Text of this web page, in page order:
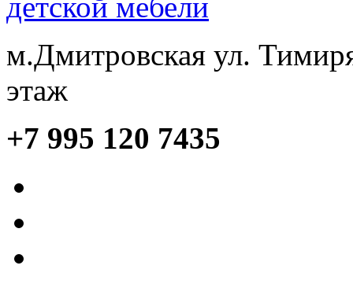
м.Дмитровская ул.
этаж
+7 995 120 7435